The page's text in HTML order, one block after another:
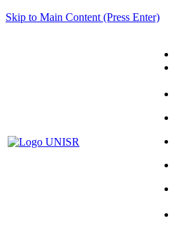
Skip to Main Content (Press Enter)